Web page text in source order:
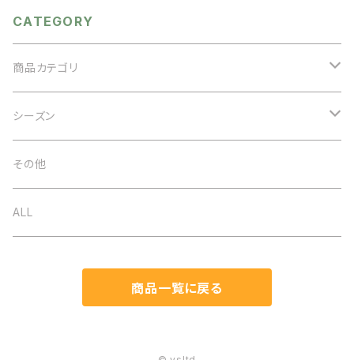
CATEGORY
商品カテゴリ
アクセサリー
ネックレス
イヤリング
バッグ
ベルト
シーズン
オケージョン
春夏
その他
ALL
商品一覧に戻る